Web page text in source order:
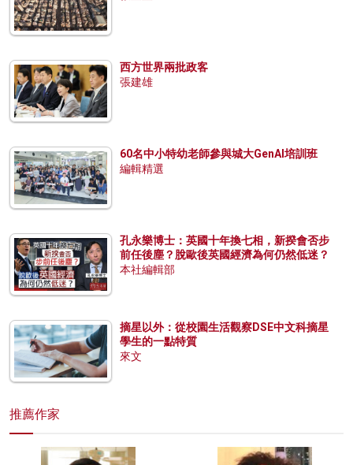
西方世界兩批政客
張建雄
60名中小特幼老師參與城大GenAI培訓班
編輯精選
孔永樂博士：英國十年換七相，新揆會否步
前任後塵？脫歐後英國經濟為何仍然低迷？
本社編輯部
摘星以外：從校園生活觀察DSE中文科摘星
學生的一點特質
來文
推薦作家